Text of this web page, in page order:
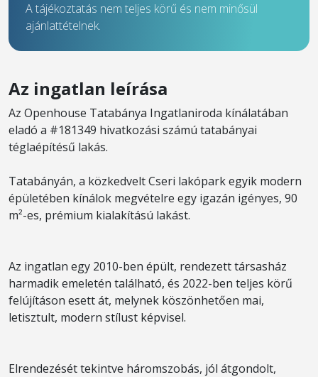
A tájékoztatás nem teljes körű és nem minősül
ajánlattételnek.
Az ingatlan leírása
Az Openhouse Tatabánya Ingatlaniroda kínálatában
eladó a #181349 hivatkozási számú tatabányai
téglaépítésű lakás.
Tatabányán, a közkedvelt Cseri lakópark egyik modern
épületében kínálok megvételre egy igazán igényes, 90
m²-es, prémium kialakítású lakást.
Az ingatlan egy 2010-ben épült, rendezett társasház
harmadik emeletén található, és 2022-ben teljes körű
felújításon esett át, melynek köszönhetően mai,
letisztult, modern stílust képvisel.
Elrendezését tekintve háromszobás, jól átgondolt,